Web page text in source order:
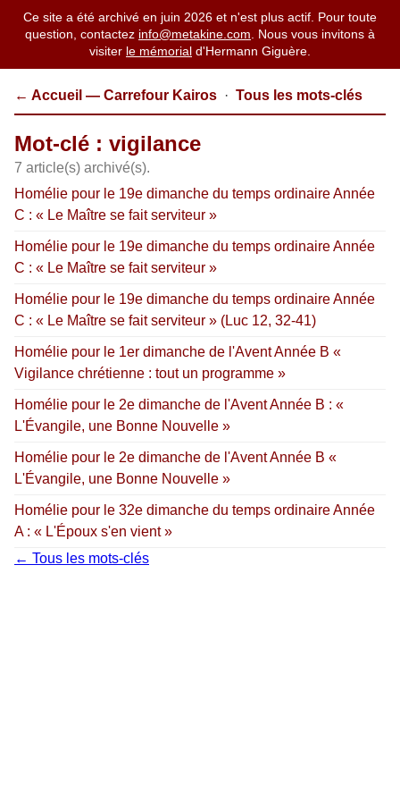
Ce site a été archivé en juin 2026 et n'est plus actif. Pour toute
question, contactez info@metakine.com . Nous vous invitons à
visiter le mémorial d'Hermann Giguère.
← Accueil — Carrefour Kairos · Tous les mots-clés
Mot-clé : vigilance
7 article(s) archivé(s).
Homélie pour le 19e dimanche du temps ordinaire Année
C : « Le Maître se fait serviteur »
Homélie pour le 19e dimanche du temps ordinaire Année
C : « Le Maître se fait serviteur »
Homélie pour le 19e dimanche du temps ordinaire Année
C : « Le Maître se fait serviteur » (Luc 12, 32-41)
Homélie pour le 1er dimanche de l'Avent Année B «
Vigilance chrétienne : tout un programme »
Homélie pour le 2e dimanche de l'Avent Année B : «
L'Évangile, une Bonne Nouvelle »
Homélie pour le 2e dimanche de l'Avent Année B «
L'Évangile, une Bonne Nouvelle »
Homélie pour le 32e dimanche du temps ordinaire Année
A : « L'Époux s'en vient »
← Tous les mots-clés